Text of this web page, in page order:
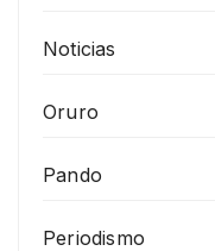
Noticias
Oruro
Pando
Periodismo